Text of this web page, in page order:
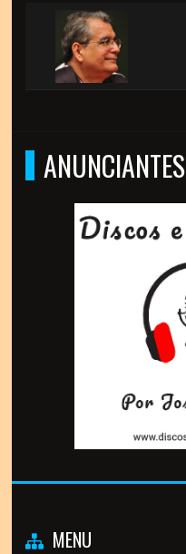
ANUNCIANTES
MENU